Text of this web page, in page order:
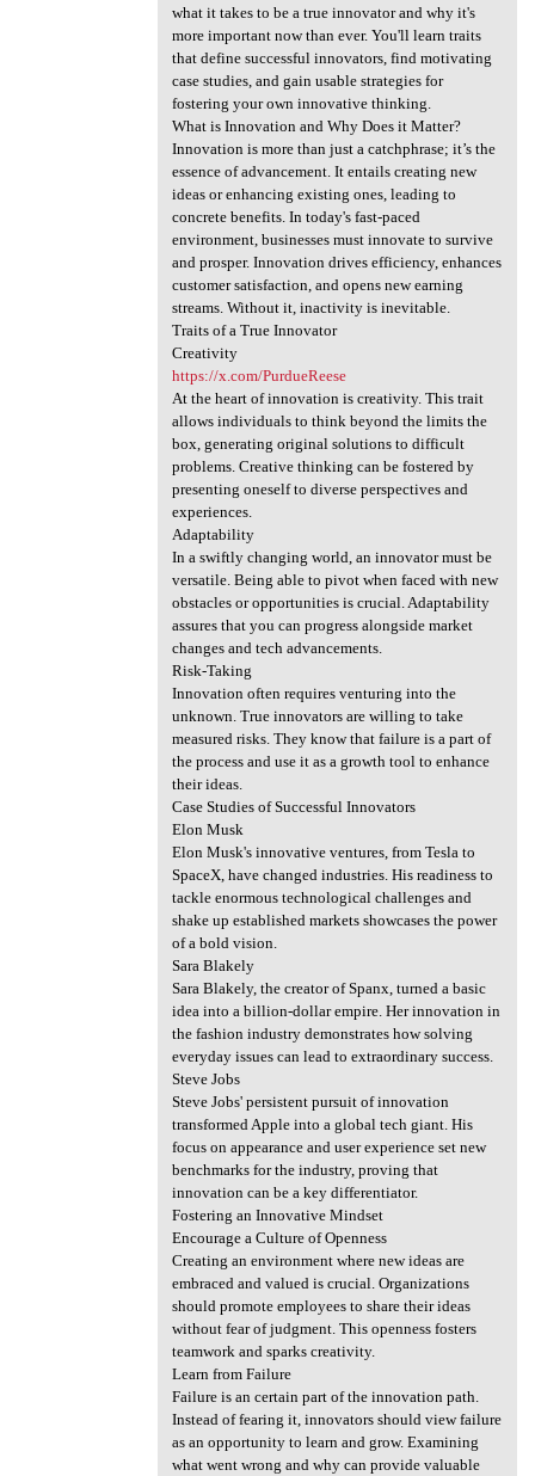
what it takes to be a true innovator and why it's
more important now than ever. You'll learn traits
that define successful innovators, find motivating
case studies, and gain usable strategies for
fostering your own innovative thinking.
What is Innovation and Why Does it Matter?
Innovation is more than just a catchphrase; it’s the
essence of advancement. It entails creating new
ideas or enhancing existing ones, leading to
concrete benefits. In today's fast-paced
environment, businesses must innovate to survive
and prosper. Innovation drives efficiency, enhances
customer satisfaction, and opens new earning
streams. Without it, inactivity is inevitable.
Traits of a True Innovator
Creativity
https://x.com/PurdueReese
At the heart of innovation is creativity. This trait
allows individuals to think beyond the limits the
box, generating original solutions to difficult
problems. Creative thinking can be fostered by
presenting oneself to diverse perspectives and
experiences.
Adaptability
In a swiftly changing world, an innovator must be
versatile. Being able to pivot when faced with new
obstacles or opportunities is crucial. Adaptability
assures that you can progress alongside market
changes and tech advancements.
Risk-Taking
Innovation often requires venturing into the
unknown. True innovators are willing to take
measured risks. They know that failure is a part of
the process and use it as a growth tool to enhance
their ideas.
Case Studies of Successful Innovators
Elon Musk
Elon Musk's innovative ventures, from Tesla to
SpaceX, have changed industries. His readiness to
tackle enormous technological challenges and
shake up established markets showcases the power
of a bold vision.
Sara Blakely
Sara Blakely, the creator of Spanx, turned a basic
idea into a billion-dollar empire. Her innovation in
the fashion industry demonstrates how solving
everyday issues can lead to extraordinary success.
Steve Jobs
Steve Jobs' persistent pursuit of innovation
transformed Apple into a global tech giant. His
focus on appearance and user experience set new
benchmarks for the industry, proving that
innovation can be a key differentiator.
Fostering an Innovative Mindset
Encourage a Culture of Openness
Creating an environment where new ideas are
embraced and valued is crucial. Organizations
should promote employees to share their ideas
without fear of judgment. This openness fosters
teamwork and sparks creativity.
Learn from Failure
Failure is an certain part of the innovation path.
Instead of fearing it, innovators should view failure
as an opportunity to learn and grow. Examining
what went wrong and why can provide valuable